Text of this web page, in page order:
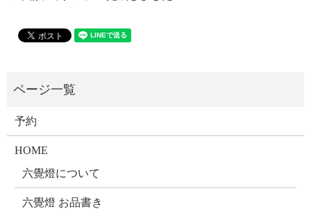
予約
HOME
六覺燈について
六覺燈 お品書き